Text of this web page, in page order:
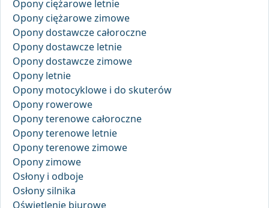
Opony ciężarowe letnie
Opony ciężarowe zimowe
Opony dostawcze całoroczne
Opony dostawcze letnie
Opony dostawcze zimowe
Opony letnie
Opony motocyklowe i do skuterów
Opony rowerowe
Opony terenowe całoroczne
Opony terenowe letnie
Opony terenowe zimowe
Opony zimowe
Osłony i odboje
Osłony silnika
Oświetlenie biurowe